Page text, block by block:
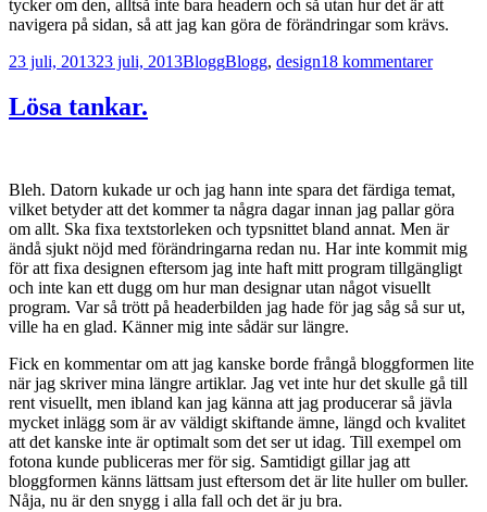
tycker om den, alltså inte bara headern och så utan hur det är att
navigera på sidan, så att jag kan göra de förändringar som krävs.
Postat
23 juli, 201323 juli, 2013Kategorier
BloggTaggar
Blogg, design18 kommentarertill
Lösa tankar.
Bleh. Datorn kukade ur och jag hann inte spara det färdiga temat,
vilket betyder att det kommer ta några dagar innan jag pallar göra
om allt. Ska fixa textstorleken och typsnittet bland annat. Men är
ändå sjukt nöjd med förändringarna redan nu. Har inte kommit mig
för att fixa designen eftersom jag inte haft mitt program tillgängligt
och inte kan ett dugg om hur man designar utan något visuellt
program. Var så trött på headerbilden jag hade för jag såg så sur ut,
ville ha en glad. Känner mig inte sådär sur längre.
Fick en kommentar om att jag kanske borde frångå bloggformen lite
när jag skriver mina längre artiklar. Jag vet inte hur det skulle gå till
rent visuellt, men ibland kan jag känna att jag producerar så jävla
mycket inlägg som är av väldigt skiftande ämne, längd och kvalitet
att det kanske inte är optimalt som det ser ut idag. Till exempel om
fotona kunde publiceras mer för sig. Samtidigt gillar jag att
bloggformen känns lättsam just eftersom det är lite huller om buller.
Nåja, nu är den snygg i alla fall och det är ju bra.